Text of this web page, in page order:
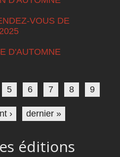
VOUS DE
D'AUTOMNE
5 6 7 8 9
› dernier »
éditions